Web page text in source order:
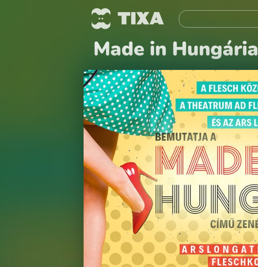
Made in Hungária